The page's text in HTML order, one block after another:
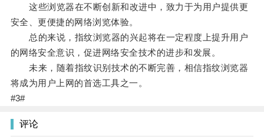
这些浏览器在不断创新和改进中，致力于为用户提供更
安全、更便捷的网络浏览体验。
总的来说，指纹浏览器的兴起将在一定程度上提升用户
的网络安全意识，促进网络安全技术的进步和发展。
未来，随着指纹识别技术的不断完善，相信指纹浏览器
将成为用户上网的首选工具之一。
#3#
评论